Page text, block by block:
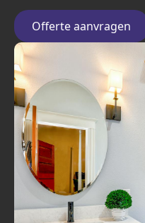
Offerte aanvragen